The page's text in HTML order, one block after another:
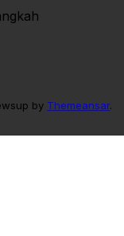
by Themeansar.